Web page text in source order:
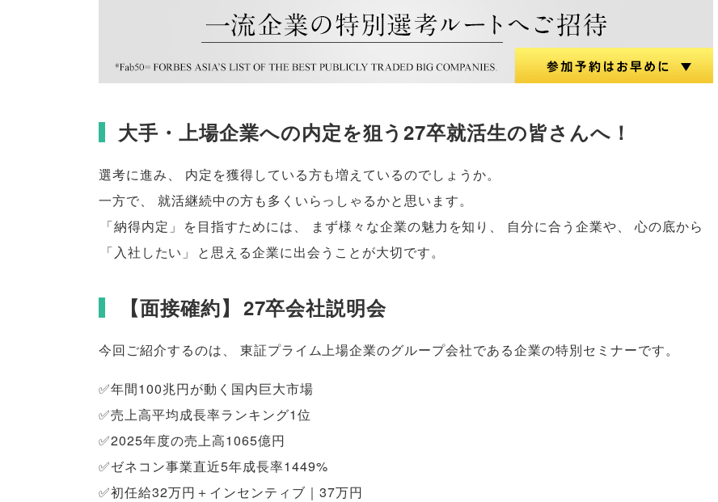
大手・上場企業への内定を狙う27卒就活生の皆さんへ！
選考に進み、 内定を獲得している方も増えているのでしょうか。
一方で、 就活継続中の方も多くいらっしゃるかと思います。
「納得内定 」 を目指すためには、 まず様々な企業の魅力を知り 、 自分に合う企業や、
心の底から
「入社したい 」 と思える企業に出会うことが大切です。
【面接確約】 27卒会社説明会
今回ご紹介するのは、 東証プライム上場企業のグループ会社である企業の特別セミナーです。
✅年間100兆円が動く国内巨大市場
✅売上高平均成長率ランキング1位
✅2025年度の売上高1065億円
✅ゼネコン事業直近5年成長率1449%
✅初任給32万円＋インセンティブ｜37万円